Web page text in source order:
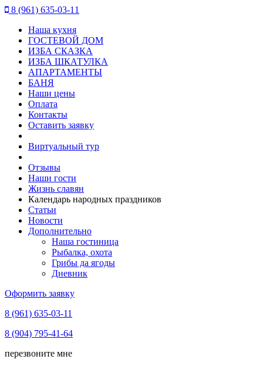
8 (961) 635-03-11
Наша кухня
ГОСТЕВОЙ ДОМ
ИЗБА СКАЗКА
ИЗБА ШКАТУЛКА
АПАРТАМЕНТЫ
БАНЯ
Наши цены
Оплата
Контакты
Оставить заявку
Виртуальный тур
Отзывы
Наши гости
Жизнь славян
Календарь народных праздников
Статьи
Новости
Дополнительно
Наша гостиница
Рыбалка, охота
Грибы да ягоды
Дневник
Оформить заявку
8 (961) 635-03-11
8 (904) 795-41-64
перезвоните мне